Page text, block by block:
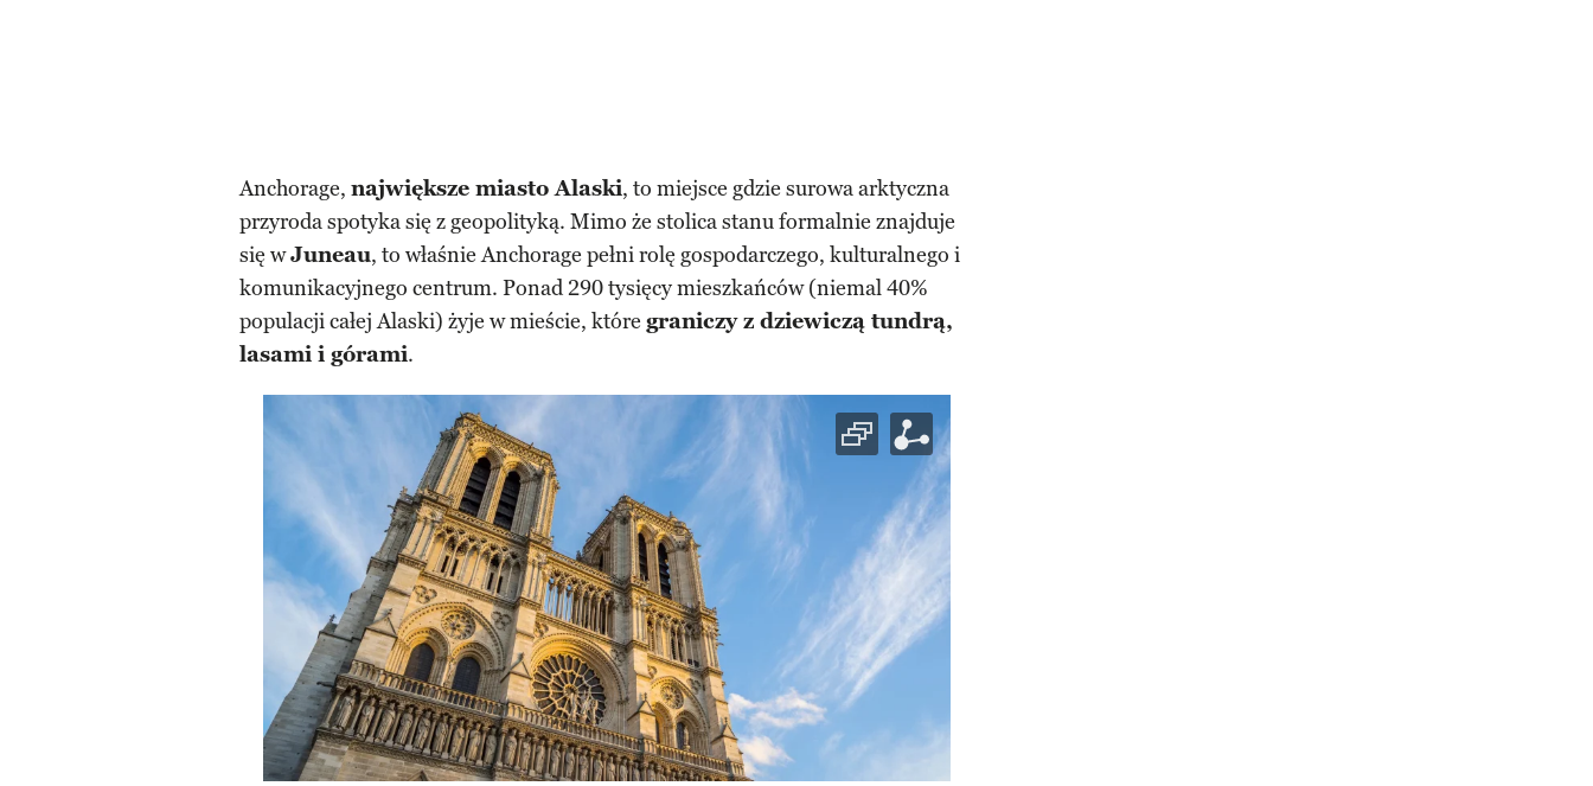
Anchorage, największe miasto Alaski, to miejsce gdzie surowa arktyczna
przyroda spotyka się z geopolityką. Mimo że stolica stanu formalnie znajduje
się wJuneau, to właśnie Anchorage pełni rolę gospodarczego, kulturalnego i
komunikacyjnego centrum. Ponad 290 tysięcy mieszkańców (niemal 40%
populacji całej Alaski) żyje w mieście, które graniczy z dziewiczą tundrą,
lasami i górami.